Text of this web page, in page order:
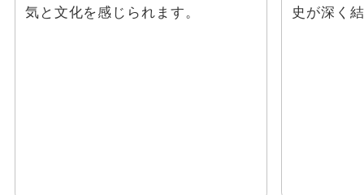
気と文化を感じられます。
史が深く